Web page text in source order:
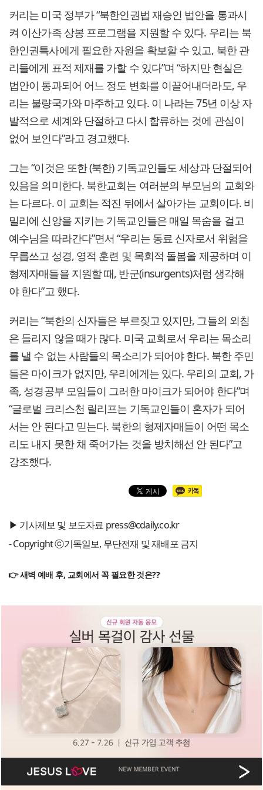
커리는 미국 정부가 “북한인권법 재승인 법안을 통과시
켜 이산가족 상봉 프로그램을 지원할 수 있다. 우리는 북
한인권특사에게 필요한 자원을 확보할 수 있고, 북한 관
리들에게 표적 제재를 가할 수 있다”며 “하지만 현실은
법안이 통과되어 어느 정도 변화를 이끌어내더라도, 우
리는 불량국가와 마주하고 있다. 이 나라는 75년 이상 자
발적으로 세계와 단절하고 다시 합류하는 것에 관심이
없어 보인다”라고 경고했다.
그는 “이것은 또한 (북한) 기독교인들도 세상과 단절되어
있음을 의미한다. 북한교회는 여러분의 부모님의 교회와
는 다르다. 이 교회는 적진 뒤에서 살아가는 교회이다. 비
밀리에 신앙을 지키는 기독교인들은 매일 목숨을 걸고
예수님을 따라간다”면서 “우리는 동료 신자로서 위험을
무릅쓰고 성경, 영적 훈련 및 목회적 돌봄을 제공하며 이
형제자매들을 지원할 때, 반군(insurgents)처럼 생각해
야 한다”고 했다.
커리는 “북한의 신자들은 부르짖고 있지만, 그들의 외침
은 들리지 않을 때가 많다. 미국 교회로서 우리는 목소리
를 낼 수 없는 사람들의 목소리가 되어야 한다. 북한 주민
들은 마이크가 없지만, 우리에게는 있다. 우리의 교회, 가
족, 성경공부 모임들이 그러한 마이크가 되어야 한다”며
“글로벌 크리스천 릴리프는 기독교인들이 혼자가 되어
서는 안 된다고 믿는다. 북한의 형제자매들이 어떤 목소
리도 내지 못한 채 죽어가는 것을 방치해선 안 된다”고
강조했다.
▶ 기사제보 및 보도자료 press@cdaily.co.kr
- Copyright ⓒ기독일보, 무단전재 및 재배포 금지
👉 새벽 예배 후, 교회에서 꼭 필요한 것은??